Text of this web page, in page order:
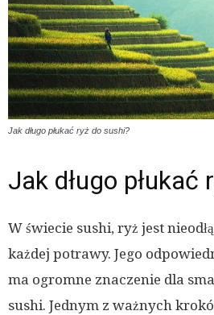
Jak długo płukać ryż do sushi?
Jak długo płukać
W świecie sushi, ryż jest
każdej potrawy. Jego
ma ogromne znaczenie dla
sushi. Jednym z ważnych